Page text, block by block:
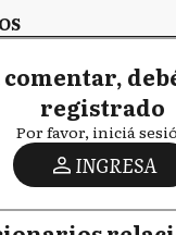
comentar,
registrado
Por favor, iniciá
INGRESA